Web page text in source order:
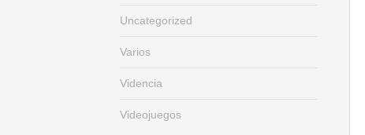
Uncategorized
Varios
Videncia
Videojuegos